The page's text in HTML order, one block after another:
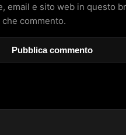
email e sito web in questo
commento.